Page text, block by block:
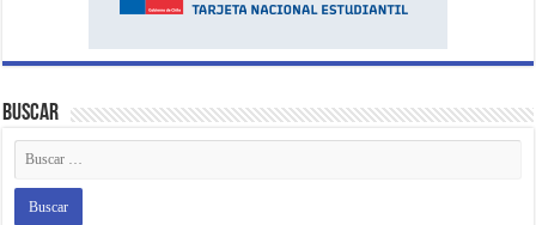
Buscar